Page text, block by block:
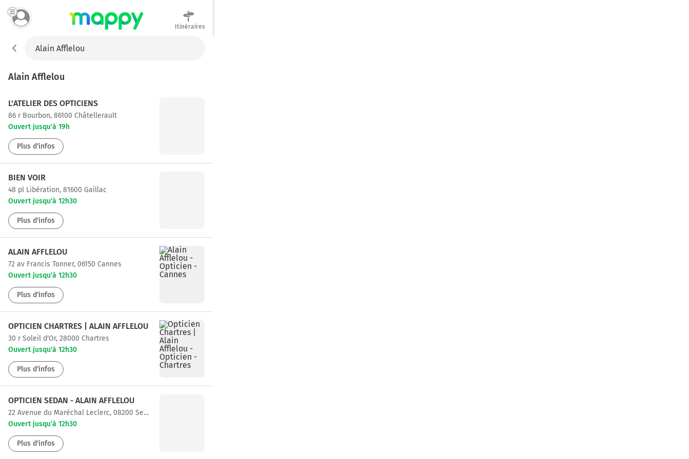
Itinéraires
Alain Afflelou
L'ATELIER DES OPTICIENS
86 r Bourbon, 86100 Châtellerault
Ouvert jusqu'à 19h
Plus d'infos
BIEN VOIR
48 pl Libération, 81600 Gaillac
Ouvert jusqu'à 12h30
Plus d'infos
ALAIN AFFLELOU
72 av Francis Tonner, 06150 Cannes
Ouvert jusqu'à 12h30
Plus d'infos
OPTICIEN CHARTRES | ALAIN AFFLELOU
30 r Soleil d'Or, 28000 Chartres
Ouvert jusqu'à 12h30
Plus d'infos
OPTICIEN SEDAN - ALAIN AFFLELOU
22 Avenue du Maréchal Leclerc, 08200 Sedan
Ouvert jusqu'à 12h30
Plus d'infos